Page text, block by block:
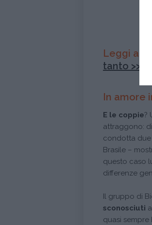
Leggi
tanto >>
In amore
E le coppie?
attraggono:
condotta due
Brasile –
questo caso
differenze
Il gruppo di
sconosciuti
quasi sempre